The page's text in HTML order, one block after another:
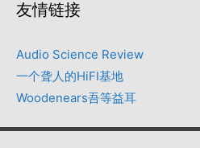
友情链接
Audio Science Review
一个聋人的HiFI基地
Woodenears吾等益耳